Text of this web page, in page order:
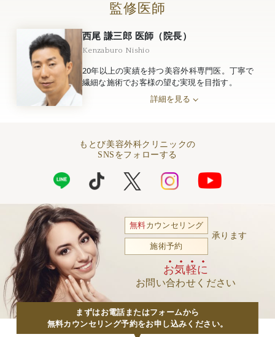
監修医師
西尾 謙三郎 医師（院長）
Kenzaburo Nishio
20年以上の実績を持つ美容外科専門医。丁寧で
繊細な施術でお客様の望む実現を目指す。
詳細を見る
もとび美容外科クリニックの
SNSをフォローする
無料カウンセリング
施術予約
承ります
お気軽に
お問い合わせください
まずはお電話またはフォームから
無料カウンセリング予約をお申し込みください。